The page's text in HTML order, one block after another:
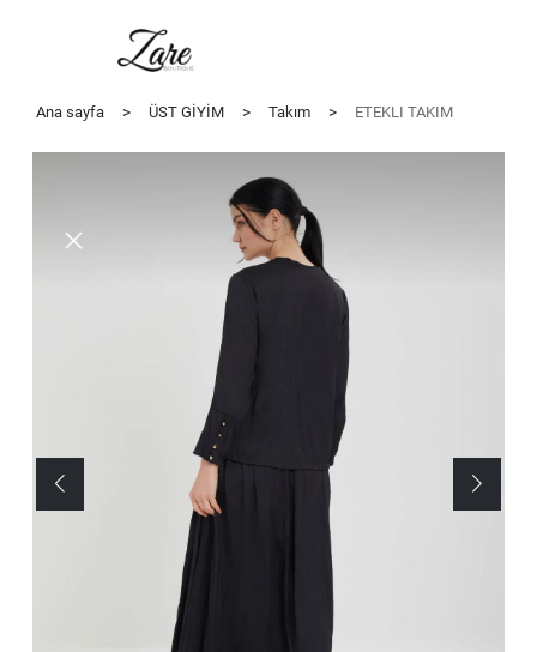
Ana sayfa > ÜST GİYİM > Takım > ETEKLI TAKIM